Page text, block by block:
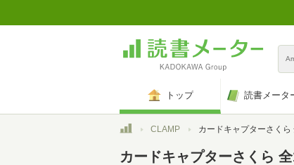
トップ 読書メータ
トップCLAMP カードキャプターさくら 全12巻 完結セッ
カードキャプターさくら